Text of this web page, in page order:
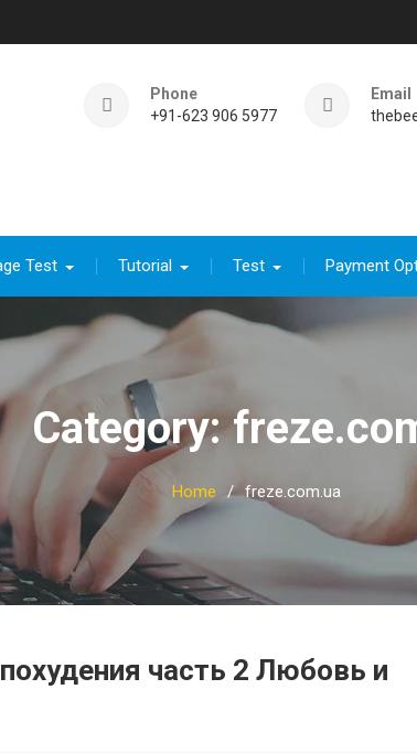
Phone
+91-623 906 5977
Email
Test Tutorial Test Payment
Category:
Home freze.com.ua
часть 2 Любовь и